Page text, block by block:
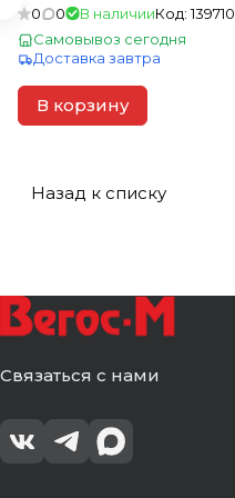
х0,030м) (0,754кв.м./уп)
Альта Профиль (10)
0 0 В наличииКод:139710
Самовывоз сегодня
Доставка завтра
В корзину
Назад к списку
Связаться с нами